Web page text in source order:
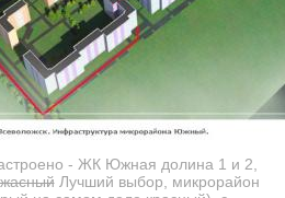
- ЖК Южная долина 1 и 2,
Лучший выбор, микрорайон